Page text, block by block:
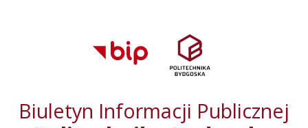
głównego menu
serwisu
Biuletyn Informacji Publicznej